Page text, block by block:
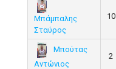
Μπάμπαλης
Σταύρος
10
Μπούτας
Αντώνιος
2